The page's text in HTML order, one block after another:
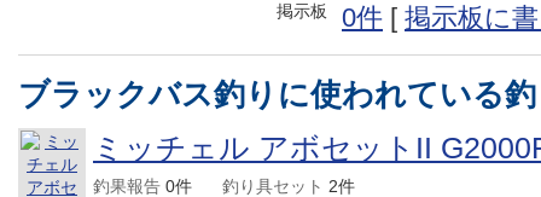
掲示板 0件 [ 掲示板に
ブラックバス釣りに使われている
ミッチェル アボセットII
釣果報告 0件 釣り具セット 2件